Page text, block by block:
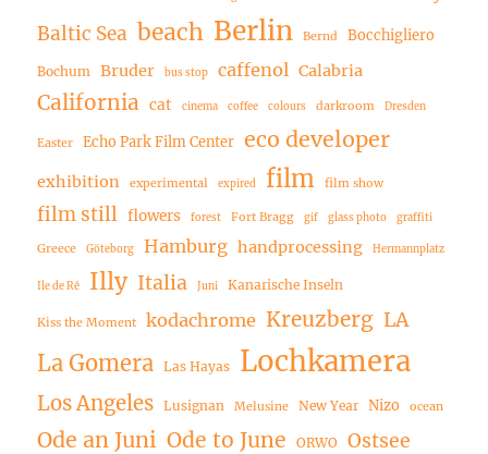
Baltic Sea beach Berlin Bernd Bocchigliero
Bochum Bruder bus stop caffenol Calabria
California cat cinema coffee colours darkroom Dresden
Easter Echo Park Film Center eco developer
exhibition experimental expired film film show
film still flowers forest Fort Bragg gif glass photo graffiti
Greece Göteborg Hamburg handprocessing Hermannplatz
Ile de Ré Illy Italia Juni Kanarische Inseln
Kiss the Moment kodachrome Kreuzberg LA
La Gomera Las Hayas Lochkamera
Los Angeles Lusignan Melusine New Year Nizo ocean
Ode an Juni Ode to June ORWO Ostsee